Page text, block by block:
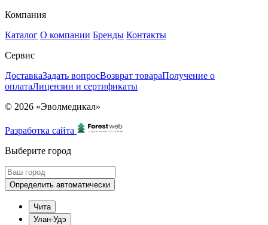
Компания
Каталог О компании Бренды Контакты
Сервис
ДоставкаЗадать вопросВозврат товараПолучение о
оплатаЛицензии и сертификаты
© 2026 «Эволмедикал»
Разработка сайта
Выберите город
Определить автоматически
Чита
Улан-Удэ